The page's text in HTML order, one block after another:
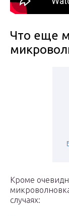
Что еще
Кроме
случаях: